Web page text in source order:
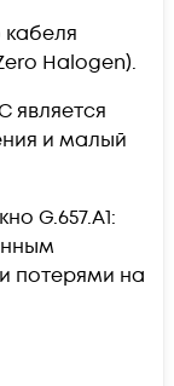
Halogen).
является
и малый
G.657.А1:
потерями на